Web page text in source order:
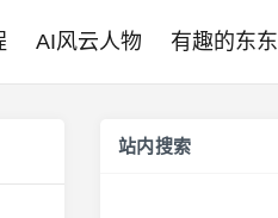
AI风云人物 有趣的东东
站内搜索